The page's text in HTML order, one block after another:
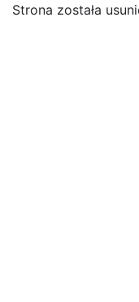
Strona została